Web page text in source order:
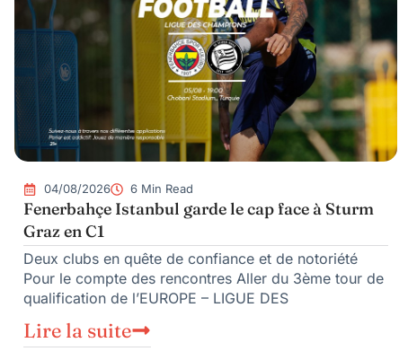
04/08/2026 6 Min Read
Fenerbahçe Istanbul garde le cap face à Sturm
Graz en C1
Deux clubs en quête de confiance et de notoriété
Pour le compte des rencontres Aller du 3ème tour de
qualification de l’EUROPE – LIGUE DES
Lire la suite